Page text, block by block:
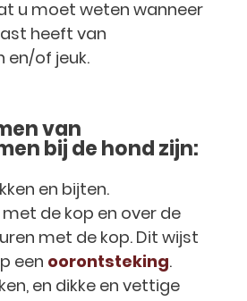
u moet weten wanneer
heeft van
en/of jeuk.
van
bij de hond zijn:
en bijten.
de kop en over de
met de kop. Dit wijst
een oorontsteking.
en dikke en vettige